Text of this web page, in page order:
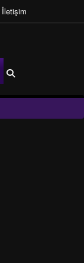
İletişim